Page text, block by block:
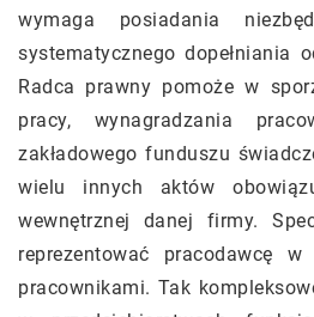
wymaga posiadania
systematycznego dopełniania
Radca prawny pomoże w
pracy, wynagradzania
zakładowego funduszu
wielu innych aktów
wewnętrznej danej firmy.
reprezentować pracodawcę
pracownikami. Tak